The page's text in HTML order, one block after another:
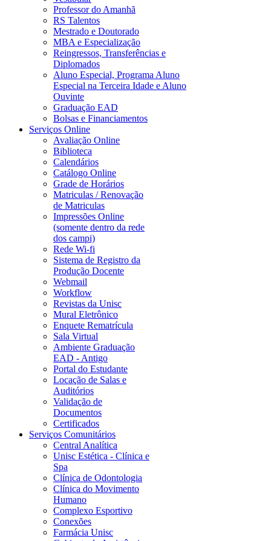
Professor do Amanhã
RS Talentos
Mestrado e Doutorado
MBA e Especialização
Reingressos, Transferências e
Diplomados
Aluno Especial, Programa Aluno
Especial na Terceira Idade e Aluno
Ouvinte
Graduação EAD
Bolsas e Financiamentos
Serviços Online
Avaliação Online
Biblioteca
Calendários
Catálogo Online
Grade de Horários
Matriculas / Renovação
de Matriculas
Impressões Online
(somente dentro da rede
dos campi)
Rede Wi-fi
Sistema de Registro da
Produção Docente
Webmail
Workflow
Revistas da Unisc
Mural Eletrônico
Enquete Rematrícula
Sala Virtual
Ambiente Graduação
EAD - Antigo
Portal do Estudante
Locação de Salas e
Auditórios
Validação de
Documentos
Certificados
Serviços Comunitários
Central Analítica
Unisc Estética - Clínica e
Spa
Clínica de Odontologia
Clínica do Movimento
Humano
Complexo Esportivo
Conexões
Farmácia Unisc